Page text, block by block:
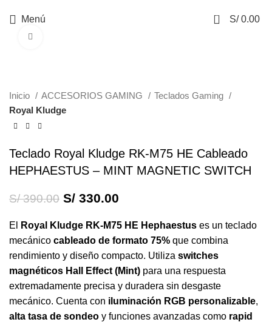
Menú 0 S/0.00
Inicio ACCESORIOS GAMING
Teclados Gaming
Royal Kludge
Teclado Royal Kludge RK-M75 HE Cableado
HEPHAESTUS – MINT MAGNETIC SWITCH
S/390.00 S/ 330.00
El Royal Kludge RK-M75 HE Hephaestus es un teclado
mecánico cableado de formato 75% que combina
rendimiento y diseño compacto. Utiliza switches
magnéticos Hall Effect (Mint) para una respuesta
extremadamente precisa y duradera sin desgaste
mecánico. Cuenta con iluminación RGB personalizable,
alta tasa de sondeo y funciones avanzadas como rapid